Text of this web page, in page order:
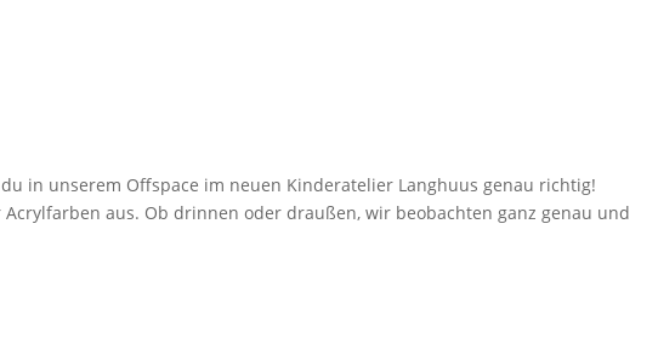
in unserem Offspace im neuen Kinderatelier Langhuus genau richtig!
aus. Ob drinnen oder draußen, wir beobachten ganz genau und